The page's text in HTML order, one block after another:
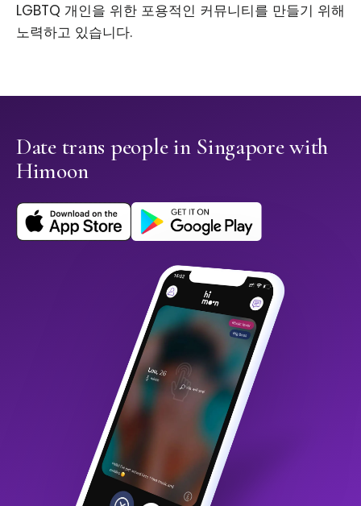
LGBTQ 개인을 위한 포용적인 커뮤니티를 만들기 위해
노력하고 있습니다.
Date trans people in Singapore with
Himoon